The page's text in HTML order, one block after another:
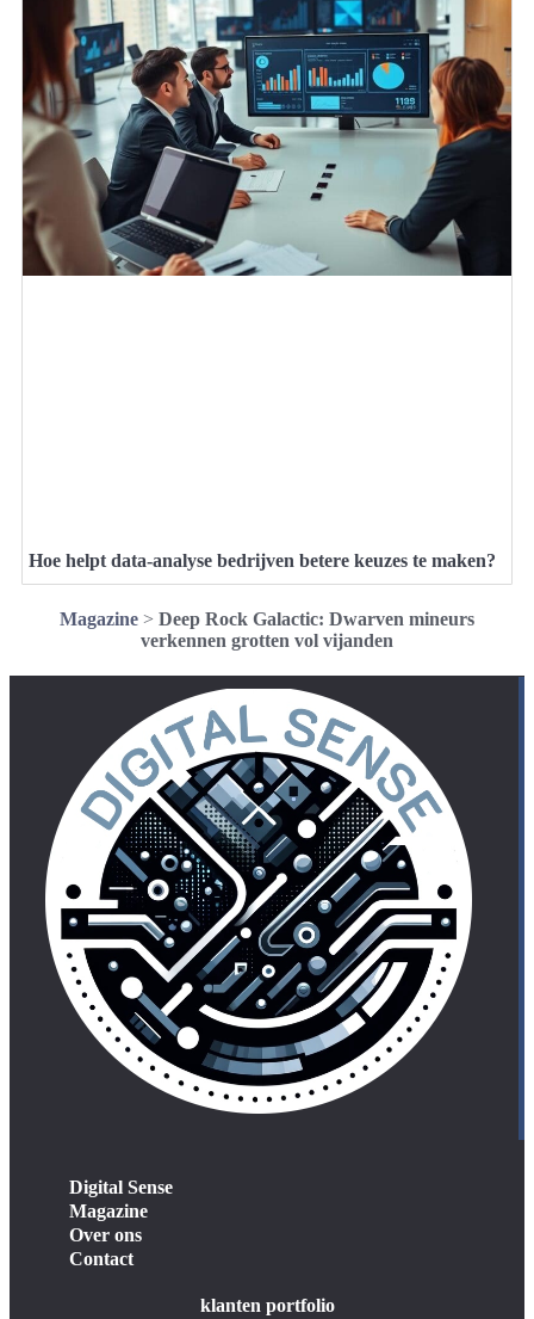
Hoe helpt data-analyse bedrijven betere keuzes te maken?
Magazine > Deep Rock Galactic: Dwarven mineurs
verkennen grotten vol vijanden
Digital Sense
Magazine
Over ons
Contact
klanten portfolio